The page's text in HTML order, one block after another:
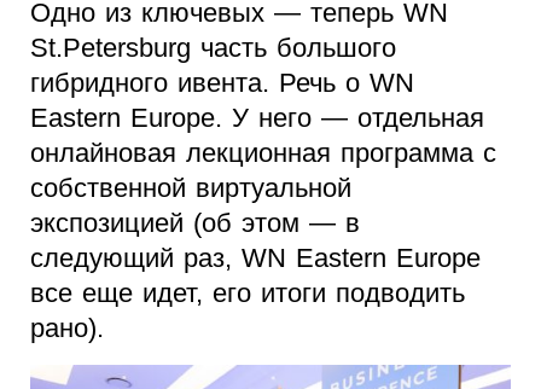
Одно из ключевых — теперь WN
St.Petersburg часть большого
гибридного ивента. Речь о WN
Eastern Europe. У него — отдельная
онлайновая лекционная программа с
собственной виртуальной
экспозицией (об этом — в
следующий раз, WN Eastern Europe
все еще идет, его итоги подводить
рано).